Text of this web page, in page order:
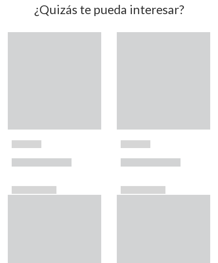
¿Quizás te pueda interesar?